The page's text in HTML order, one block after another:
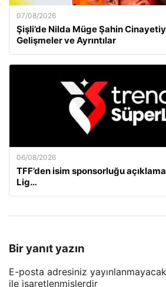
07/08/2026
Şişli’de Nilda Müge Şahin
Gelişmeler ve Ayrıntılar
06/08/2026
TFF’den isim sponsorluğu
Lig…
Bir yanıt yazın
E-posta adresiniz
ile işaretlenmişlerdir